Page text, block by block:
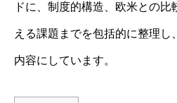
ドに、制度的構造、欧米との
える課題までを包括的に整理し
内容にしています。